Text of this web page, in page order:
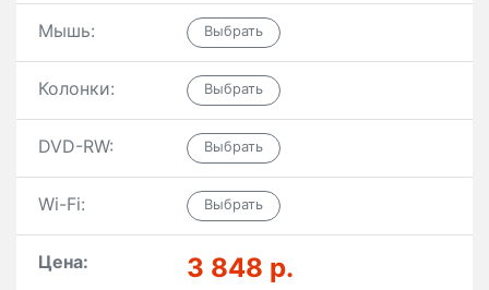
Мышь:
Колонки:
DVD-RW:
Wi-Fi:
Цена: 3 848 р.